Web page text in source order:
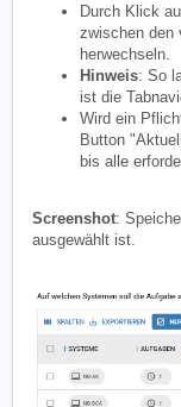
Durch Klick
zwischen den
herwechseln.
Hinweis: So
ist die
Wird ein
Button
bis alle
Screenshot:
ausgewählt ist.